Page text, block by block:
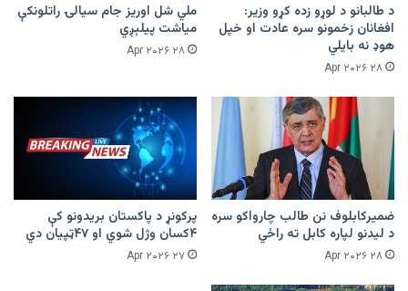
د طالبانو د لوړو زده کړو وزیر:
افغانان زخمونو سره عادت او خپل
هوډ نه بایلي
۲۸ Apr ۲۰۲۶
ملي شل اوریز جام سیالۍ راتلونکې
میاشت پیلېږي
۲۸ Apr ۲۰۲۶
ضمیرکابلوف نن طالب چارواکو سره
د لیدنو لپاره کابل ته راځي
۲۸ Apr ۲۰۲۶
پرکونړ د پاکستان بریدونو کې
۴کسان وژل شوي او ۴۷ټپیان دي
۲۷ Apr ۲۰۲۶